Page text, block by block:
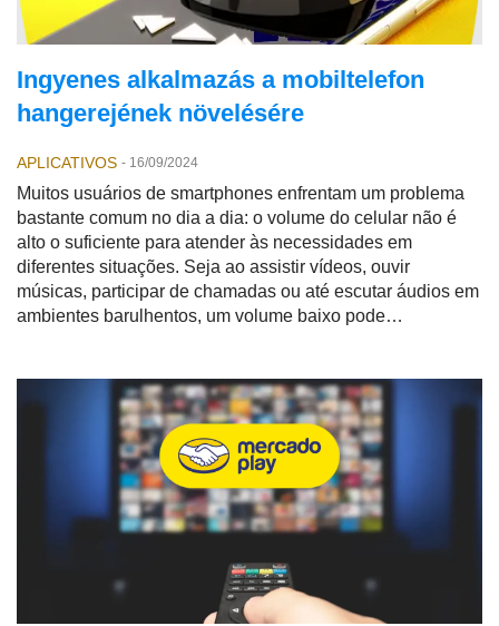
Ingyenes alkalmazás a mobiltelefon
hangerejének növelésére
APLICATIVOS - 16/09/2024
Muitos usuários de smartphones enfrentam um problema
bastante comum no dia a dia: o volume do celular não é
alto o suficiente para atender às necessidades em
diferentes situações. Seja ao assistir vídeos, ouvir
músicas, participar de chamadas ou até escutar áudios em
ambientes barulhentos, um volume baixo pode